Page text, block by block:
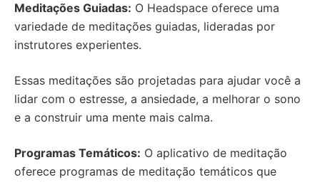
Meditações Guiadas: O Headspace oferece uma
variedade de meditações guiadas, lideradas por
instrutores experientes.
Essas meditações são projetadas para ajudar você a
lidar com o estresse, a ansiedade, a melhorar o sono
e a construir uma mente mais calma.
Programas Temáticos: O aplicativo de meditação
oferece programas de meditação temáticos que